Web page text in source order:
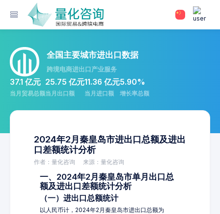
全国主要城市进出口数据
跨境电商进出口产业服务
37.1 亿元
当月贸易总额
25.75 亿元
当月出口额
11.36 亿元
当月进口额
5.90%
增长率总额
2024年2月秦皇岛市进出口总额及进出
口差额统计分析
作者：量化咨询 来源：量化咨询
一、2024年2月秦皇岛市单月出口总
额及进出口差额统计分析
（一）进出口总额统计
以人民币计，2024年2月秦皇岛市进出口总额为